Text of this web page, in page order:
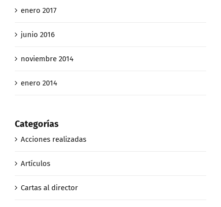
enero 2017
junio 2016
noviembre 2014
enero 2014
Categorías
Acciones realizadas
Artículos
Cartas al director